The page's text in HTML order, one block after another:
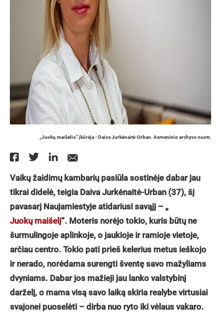
„Juokų maišelio“ įkūrėja - Daiva Jurkėnaitė-Urban. Asmeninio archyvo nuotr.
Vaikų žaidimų kambarių pasiūla sostinėje dabar jau
tikrai didelė, teigia Daiva Jurkėnaitė-Urban (37), šį
pavasarį Naujamiestyje atidariusi savąjį – „
Juokų maišelį“. Moteris norėjo tokio, kuris būtų ne
šurmulingoje aplinkoje, o jaukioje ir ramioje vietoje,
arčiau centro. Tokio pati prieš kelerius metus ieškojo
ir nerado, norėdama surengti šventę savo mažyliams
dvyniams. Dabar jos mažieji jau lanko valstybinį
darželį, o mama visą savo laiką skiria realybe virtusiai
svajonei puoselėti – dirba nuo ryto iki vėlaus vakaro.